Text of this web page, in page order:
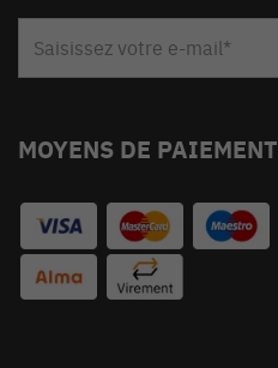
MOYENS DE PAIEMENT